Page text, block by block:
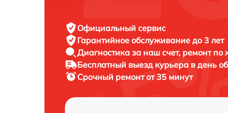
Официальный сервис
Гарантийное обслуживание до 3 лет
Диагностика за наш счет, ремонт по
Бесплатный выезд курьера в день
Срочный ремонтот 35 минут